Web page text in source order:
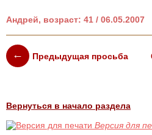
Андрей, возраст: 41 / 06.05.2007
Предыдущая просьба
Вернуться в начало раздела
Версия для